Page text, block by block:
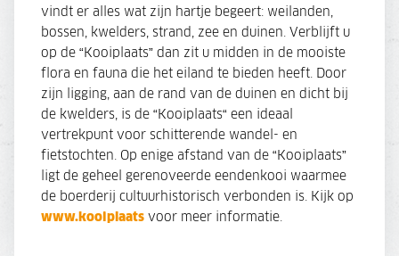
vindt er alles wat zijn hartje begeert: weilanden,
bossen, kwelders, strand, zee en duinen. Verblijft u
op de “Kooiplaats” dan zit u midden in de mooiste
flora en fauna die het eiland te bieden heeft. Door
zijn ligging, aan de rand van de duinen en dicht bij
de kwelders, is de “Kooiplaats“ een ideaal
vertrekpunt voor schitterende wandel- en
fietstochten. Op enige afstand van de “Kooiplaats”
ligt de geheel gerenoveerde eendenkooi waarmee
de boerderij cultuurhistorisch verbonden is. Kijk op
www.kooiplaats voor meer informatie.